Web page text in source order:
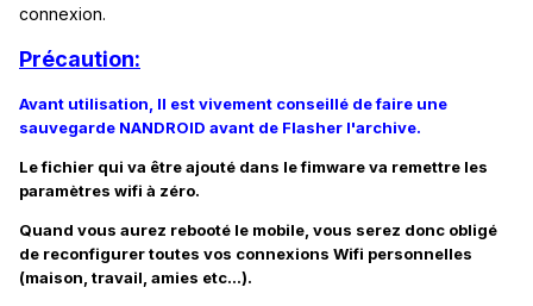
connexion.
Précaution:
Avant utilisation, Il est vivement conseillé de faire une
sauvegarde NANDROID avant de Flasher l'archive.
Le fichier qui va être ajouté dans le fimware va remettre les
paramètres wifi à zéro.
Quand vous aurez rebooté le mobile, vous serez donc obligé
de reconfigurer toutes vos connexions Wifi personnelles
(maison, travail, amies etc...).